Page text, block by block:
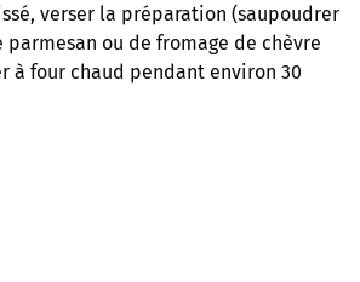
verser la préparation (saupoudrer
ou de fromage de chèvre
à four chaud pendant environ 30